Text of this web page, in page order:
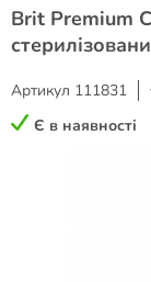
Brit Premium
Артикул 111831
Є в наявності